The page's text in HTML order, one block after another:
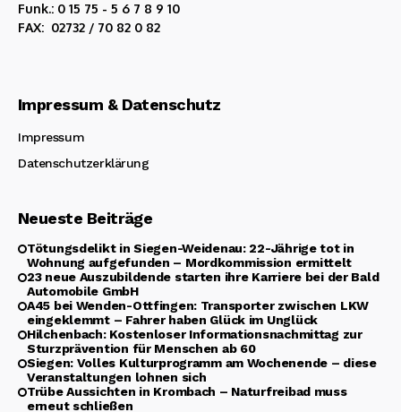
Funk.: 0 15 75 - 5 6 7 8 9 10
FAX: 02732 / 70 82 0 82
Impressum & Datenschutz
Impressum
Datenschutzerklärung
Neueste Beiträge
Tötungsdelikt in Siegen-Weidenau: 22-Jährige tot in
Wohnung aufgefunden – Mordkommission ermittelt
23 neue Auszubildende starten ihre Karriere bei der Bald
Automobile GmbH
A45 bei Wenden-Ottfingen: Transporter zwischen LKW
eingeklemmt – Fahrer haben Glück im Unglück
Hilchenbach: Kostenloser Informationsnachmittag zur
Sturzprävention für Menschen ab 60
Siegen: Volles Kulturprogramm am Wochenende – diese
Veranstaltungen lohnen sich
Trübe Aussichten in Krombach – Naturfreibad muss
erneut schließen